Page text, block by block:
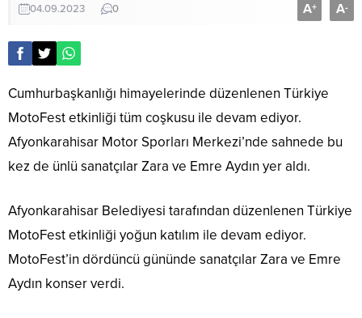
04.09.2023 0 A+ A-
Cumhurbaşkanlığı himayelerinde düzenlenen Türkiye
MotoFest etkinliği tüm coşkusu ile devam ediyor.
Afyonkarahisar Motor Sporları Merkezi’nde sahnede bu
kez de ünlü sanatçılar Zara ve Emre Aydın yer aldı.
Afyonkarahisar Belediyesi tarafından düzenlenen Türkiye
MotoFest etkinliği yoğun katılım ile devam ediyor.
MotoFest’in dördüncü gününde sanatçılar Zara ve Emre
Aydın konser verdi.